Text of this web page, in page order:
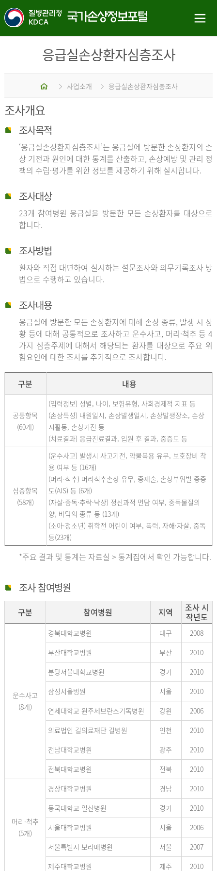
응급실손상환자심층조사
홈 사업소개 응급실손상환자심층조사
조사개요
조사목적
‘응급실손상환자심층조사’는 응급실에 방문한 손상환자의 손
상 기전과 원인에 대한 통계를 산출하고, 손상예방 및 관리 정
책의 수립·평가를 위한 정보를 제공하기 위해 실시합니다.
조사대상
23개 참여병원 응급실을 방문한 모든 손상환자를 대상으로
합니다.
조사방법
환자와 직접 대면하여 실시하는 설문조사와 의무기록조사 방
법으로 수행하고 있습니다.
조사내용
응급실에 방문한 모든 손상환자에 대해 손상 종류, 발생 시 상
황 등에 대해 공통적으로 조사하고 운수사고, 머리·척추 등 4
가지 심층주제에 대해서 해당되는 환자를 대상으로 주요 위
험요인에 대한 조사를 추가적으로 조사합니다.
구분 내용
공통항목
(60개)
(입력정보) 성별, 나이, 보험유형, 사회경제적 지표 등
(손상특성) 내원일시, 손상발생일시, 손상발생장소, 손상
시활동, 손상기전 등
(치료결과) 응급진료결과, 입원 후 결과, 중증도 등
심층항목
(58개)
(운수사고) 발생시 사고기전, 약물복용 유무, 보호장비 착
용 여부 등 (16개)
(머리·척추) 머리척추손상 유무, 중재술, 손상부위별 중증
도(AIS) 등 (6개)
(자살·중독·추락·낙상) 정신과적 면담 여부, 중독물질의
양, 바닥의 종류 등 (13개)
(소아·청소년) 취학전 어린이 여부, 폭력, 자해·자살, 중독
등(23개)
*주요 결과 및 통계는 자료실 > 통계집에서 확인 가능합니다.
조사 참여병원
구분 참여병원 지역
조사 시
작년도
운수사고
(8개)
경북대학교병원 대구
2008
부산대학교병원
부산
2010
분당서울대학교병원
경기
2010
삼성서울병원
서울
2010
연세대학교 원주세브란스기독병원
강원
2006
의료법인 길의료재단 길병원
인천
2010
전남대학교병원
광주
2010
전북대학교병원
전북 2010
머리·척추
(5개)
경상대학교병원 경남
2010
동국대학교 일산병원
경기
2010
서울대학교병원
서울
2006
서울특별시 보라매병원
서울
2007
제주대학교병원
제주 2010